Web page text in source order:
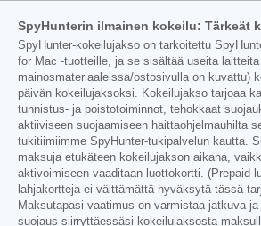
SpyHunterin ilmainen kokeilu: Tärkeät
SpyHunter-kokeilujakso on tarkoitettu
for Mac -tuotteille, ja se sisältää useita
mainosmateriaaleissa/ostosivulla on kuvattu)
päivän kokeilujaksoksi. Kokeilujakso tarjoaa
tunnistus- ja poistotoiminnot, tehokkaat
aktiiviseen suojaamiseen haittaohjelmauhilta
tukitiimiimme SpyHunter-tukipalvelun kautta.
maksuja etukäteen kokeilujakson aikana,
aktivoimiseen vaaditaan luottokortti. (Prepaid-
lahjakortteja ei välttämättä hyväksytä tässä
Maksutapasi vaatimus on varmistaa jatkuva
suojaus siirryttäessäsi kokeilujaksosta